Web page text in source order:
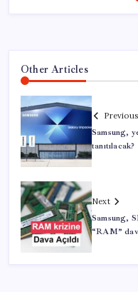
Other Articles
Previous
Samsung,
tanıtılacak?
Next
Samsung,
“RAM”